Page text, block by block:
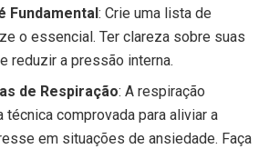
Fundamental: Crie uma lista de
o essencial. Ter clareza sobre suas
reduzir a pressão interna.
de Respiração: A respiração
técnica comprovada para aliviar a
em situações de ansiedade. Faça